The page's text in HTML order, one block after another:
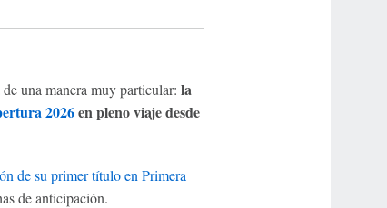
una manera muy particular: la
2026en pleno viaje desde
de su primer título en Primera
de anticipación.